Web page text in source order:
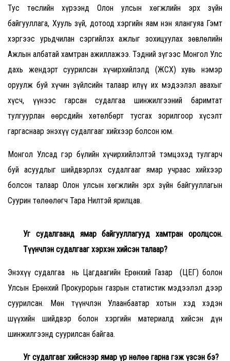
Тус төслийн хүрээнд Олон улсын хөгжлийн эрх зүйн
байгууллага, Хууль зүй, дотоод хэргийн яам нэн ялангуяа Гэмт
хэргээс урьдчилан сэргийлэх ажлыг зохицуулах зөвлөлийн
Ажлын албатай хамтран ажиллажээ. Тэдний зүгээс Монгол Улс
дахь жендэрт суурилсан хүчирхийлэлд (ЖСХ) хувь нэмэр
оруулж буй хүчин зүйлсийн талаар илүү их мэдээлэл авахыг
хүсч, үүнээс гарсан судалгаа шинжилгээний баримтат
тулгуурлан өөрсдийн хөтөлбөрт тусгах зорилгоор хүсэлт
гаргаснаар энэхүү судалгааг хийхээр болсон юм.
Монгол Улсад гэр бүлийн хүчирхийлэлтэй тэмцэхэд тулгарч
буй асуудлыг шийдвэрлэх судалгааг ямар учраас хийхээр
болсон талаар Олон улсын хөгжлийн эрх зүйн байгууллагын
Суурин төлөөлөгч Тара Нилтэй ярилцав.
Уг судалгаанд ямар байгууллагууд хамтран оролцсон.
Түүнчлэн судалгааг хэрхэн хийсэн талаар?
Энэхүү судалгаа нь Цагдаагийн Ерөнхий Газар (ЦЕГ) болон
Улсын Ерөнхий Прокурорын газрын статистик мэдээлэл дээр
суурилсан. Мөн түүнчлэн Улаанбаатар хотын хэд хэдэн
шүүхийн шийдвэр болон хэргийн материалд хийсэн дүн
шинжилгээнд суурилсан байгаа.
Уг судалгааг хийснээр ямар үр нөлөө гарна гэж үзсэн бэ?